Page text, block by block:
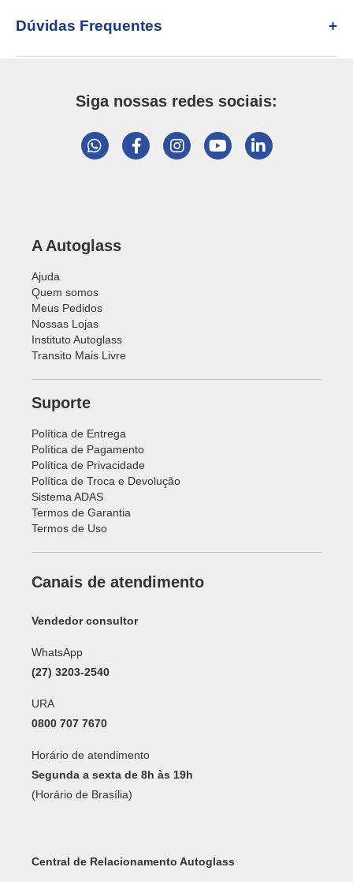
Dúvidas Frequentes
Siga nossas redes sociais:
A Autoglass
Ajuda
Quem somos
Meus Pedidos
Nossas Lojas
Instituto Autoglass
Transito Mais Livre
Suporte
Política de Entrega
Política de Pagamento
Política de Privacidade
Política de Troca e Devolução
Sistema ADAS
Termos de Garantia
Termos de Uso
Canais de atendimento
Vendedor consultor
WhatsApp
(27) 3203-2540
URA
0800 707 7670
Horário de atendimento
Segunda a sexta de 8h às 19h
(Horário de Brasília)
Central de Relacionamento Autoglass